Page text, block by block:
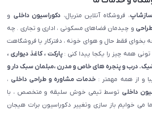
، فروشگاه آنلاین متریال، دکوراسیون داخلی و
و چیدمان فضاهای مسکونی ، اداری و تجاری . چه
بخوای فقط حال و هوای خونه ، دفترکار یا فروشگاهت
همه چیز را یکجا پیدا کنی :پارکت ، کاغذ دیواری ،
درب و پنجره های خاص و مدرن ،مبلمان سبک دار و
و از همه مهمتر : خدمات مشاوره و طراحی داخلی ،
داخلی توسط تیمی خوش سلیقه و متخصص ، با
می خوایم باز سازی وتغییر دکوراسیون برات هیجان